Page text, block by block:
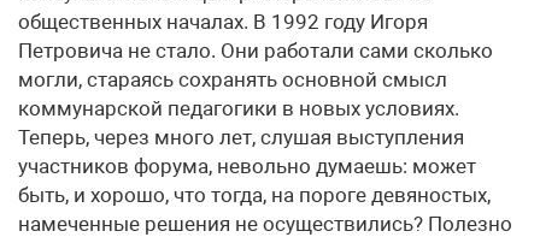
общественных началах. В 1992 году Игоря
Петровича не стало. Они работали сами сколько
могли, стараясь сохранять основной смысл
коммунарской педагогики в новых условиях.
Теперь, через много лет, слушая выступления
участников форума, невольно думаешь: может
быть, и хорошо, что тогда, на пороге девяностых,
намеченные решения не осуществились? Полезно